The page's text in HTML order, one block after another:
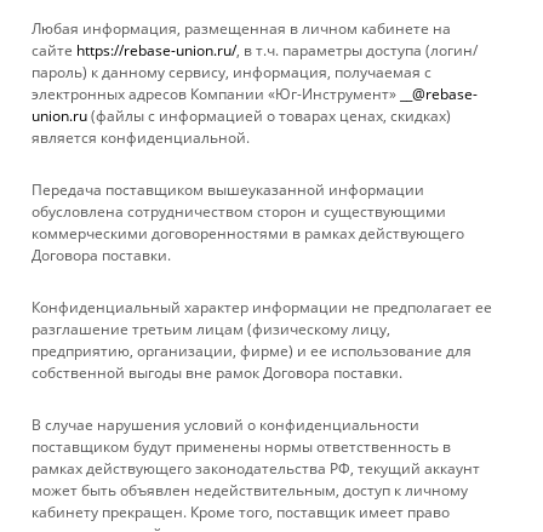
КАТАЛОГ
УСЛУГИ
БРЕНДЫ
КОМПАНИЯ
ИНФОРМАЦИЯ
Любая информация, размещенная в личном кабинете на
сайте https://rebase-union.ru/, в т.ч. параметры доступа (логин/
пароль) к данному сервису, информация, получаемая с
электронных адресов Компании «Юг-Инструмент»
__@rebase-
union.ru(файлы с информацией о товарах ценах, скидках)
является конфиденциальной.
Передача поставщиком вышеуказанной информации
обусловлена сотрудничеством сторон и существующими
коммерческими договоренностями в рамках действующего
Договора поставки.
Конфиденциальный характер информации не предполагает ее
разглашение третьим лицам (физическому лицу,
предприятию, организации, фирме) и ее использование для
собственной выгоды вне рамок Договора поставки.
В случае нарушения условий о конфиденциальности
поставщиком будут применены нормы ответственность в
рамках действующего законодательства РФ, текущий аккаунт
может быть объявлен недействительным, доступ к личному
кабинету прекращен. Кроме того, поставщик имеет право